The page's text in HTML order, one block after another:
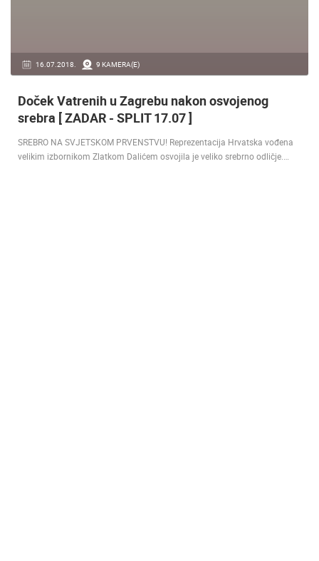
16.07.2018. 9 KAMERA(E)
Doček Vatrenih u Zagrebu nakon osvojenog
srebra [ ZADAR - SPLIT 17.07 ]
SREBRO NA SVJETSKOM PRVENSTVU! Reprezentacija Hrvatska vođena
velikim izbornikom Zlatkom Dalićem osvojila je veliko srebrno odličje.…